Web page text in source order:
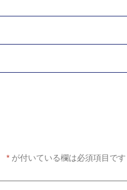
* が付いている欄は必須項目です